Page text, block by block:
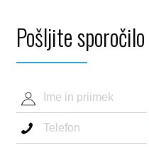
Pošljite sporočilo